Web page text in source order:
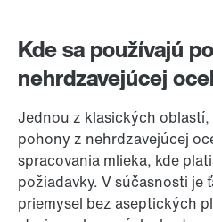
Kde sa používajú
nehrdzavejúcej
Jednou z klasických
pohony z nehrdzavejúcej
spracovania mlieka, kde
požiadavky. V súčasnosti je
priemysel bez aseptických